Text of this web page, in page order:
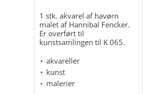
1 stk. akvarel af havørn
malet af Hannibal Fencker.
Er overført til
kunstsamlingen til K 065.
akvareller
kunst
malerier